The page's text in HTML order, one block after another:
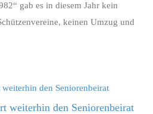
gab es in diesem Jahr kein
keinen Umzug und
weiterhin den Seniorenbeirat